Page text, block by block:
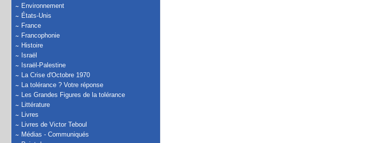
Environnement
États-Unis
France
Francophonie
Histoire
Israël
Israël-Palestine
La Crise d'Octobre 1970
La tolérance ? Votre réponse
Les Grandes Figures de la tolérance
Littérature
Livres
Livres de Victor Teboul
Médias - Communiqués